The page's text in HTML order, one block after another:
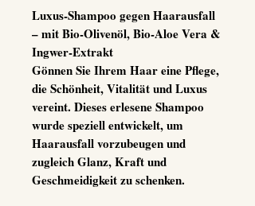
Luxus-Shampoo gegen Haarausfall
– mit Bio-Olivenöl, Bio-Aloe Vera &
Ingwer-Extrakt
Gönnen Sie Ihrem Haar eine Pflege,
die Schönheit, Vitalität und Luxus
vereint. Dieses erlesene Shampoo
wurde speziell entwickelt, um
Haarausfall vorzubeugen und
zugleich Glanz, Kraft und
Geschmeidigkeit zu schenken.